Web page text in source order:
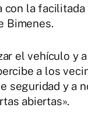
con la facilitada
Bimenes.
el vehículo y
a los
seguridad y a
abiertas».